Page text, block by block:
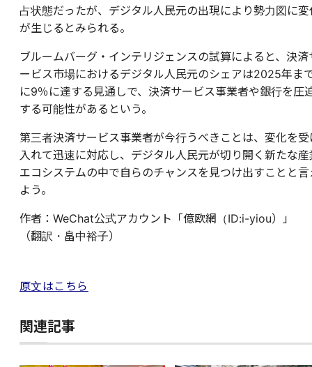
占状態だったが、デジタル人民元の出現により勢力図に変
が生じるとみられる。
ブルームバーグ・インテリジェンスの試算によると、決済
ービス市場におけるデジタル人民元のシェアは2025年ま
に9％に達する見通しで、決済サービス事業者や銀行を圧
する可能性があるという。
第三者決済サービス事業者が今行うべきことは、変化を受
入れて迅速に対応し、デジタル人民元が切り開く新たな産
エコシステムの中で自らのチャンスを見つけ出すことと言
よう。
作者：WeChat公式アカウント「億欧網（ID:i-yiou）」
（翻訳・畠中裕子）
原文はこちら
関連記事